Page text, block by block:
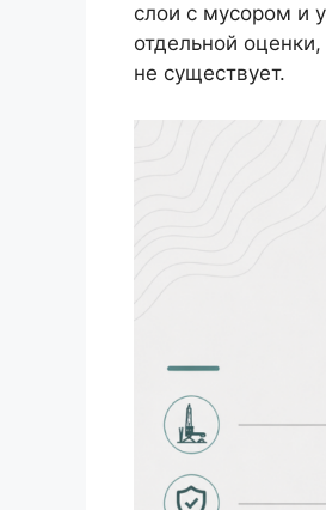
слои с мусором и
отдельной
не существует.